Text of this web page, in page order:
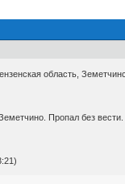
область,
Пропал без вести.